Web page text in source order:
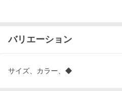
バリエーション
サイズ、カラー、◆